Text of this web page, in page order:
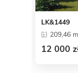
LK&1449
209,46
12 000